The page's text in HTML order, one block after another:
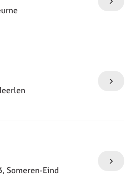
Someren-Eind